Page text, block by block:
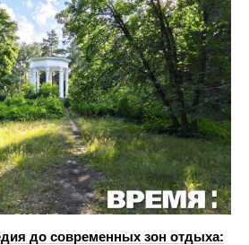
до современных зон отдыха: